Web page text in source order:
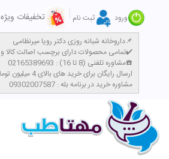
ورود ثبت نام تخفیفات ویژه
داروخانه شبانه روزی دکتر رویا میرنظامی📌
تمامی محصولات دارای برچسب اصالت کالا و سیب سلامت میباشند✔️
مشاوره تلفنی (8 تا 16) : 02165389693☎️
​ارسال رایگان برای خرید های بالای 4 میلیون تومان با پست پیشتاز
مشاوره خرید در برنامه بله : 09302007587